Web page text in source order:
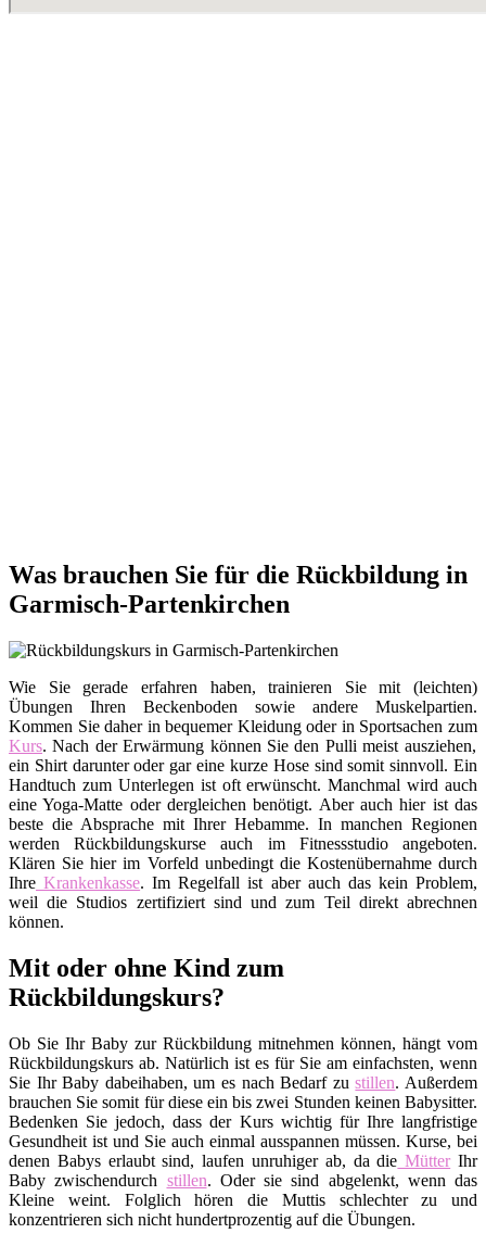
Was brauchen Sie für die Rückbildung in
Garmisch-Partenkirchen
Wie Sie gerade erfahren haben, trainieren Sie mit (leichten)
Übungen Ihren Beckenboden sowie andere Muskelpartien.
Kommen Sie daher in bequemer Kleidung oder in Sportsachen zum
Kurs. Nach der Erwärmung können Sie den Pulli meist ausziehen,
ein Shirt darunter oder gar eine kurze Hose sind somit sinnvoll. Ein
Handtuch zum Unterlegen ist oft erwünscht. Manchmal wird auch
eine Yoga-Matte oder dergleichen benötigt. Aber auch hier ist das
beste die Absprache mit Ihrer Hebamme. In manchen Regionen
werden Rückbildungskurse auch im Fitnessstudio angeboten.
Klären Sie hier im Vorfeld unbedingt die Kostenübernahme durch
Ihre Krankenkasse. Im Regelfall ist aber auch das kein Problem,
weil die Studios zertifiziert sind und zum Teil direkt abrechnen
können.
Mit oder ohne Kind zum
Rückbildungskurs?
Ob Sie Ihr Baby zur Rückbildung mitnehmen können, hängt vom
Rückbildungskurs ab. Natürlich ist es für Sie am einfachsten, wenn
Sie Ihr Baby dabeihaben, um es nach Bedarf zustillen. Außerdem
brauchen Sie somit für diese ein bis zwei Stunden keinen Babysitter.
Bedenken Sie jedoch, dass der Kurs wichtig für Ihre langfristige
Gesundheit ist und Sie auch einmal ausspannen müssen. Kurse, bei
denen Babys erlaubt sind, laufen unruhiger ab, da die MütterIhr
Baby zwischendurch stillen. Oder sie sind abgelenkt, wenn das
Kleine weint. Folglich hören die Muttis schlechter zu und
konzentrieren sich nicht hundertprozentig auf die Übungen.